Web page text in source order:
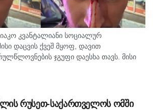
კვანტალიანი სოციალურ
დაცვის ქვეშ მყოფ, დავით
ჯგუფი დაესხა თავს. მისი
მძიმედ არის და საავადმყოფოში
ჩემს დაცვის ქვეშ მყოფს თავს...
რუსეთ-საქართველოს ომში